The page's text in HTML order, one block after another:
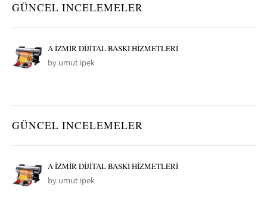
GÜNCEL INCELEMELER
A İZMİR DİJİTAL BASKI HİZMETLERİ
by umut ipek
GÜNCEL INCELEMELER
A İZMİR DİJİTAL BASKI HİZMETLERİ
by umut ipek